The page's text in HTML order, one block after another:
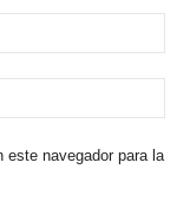
este navegador para la